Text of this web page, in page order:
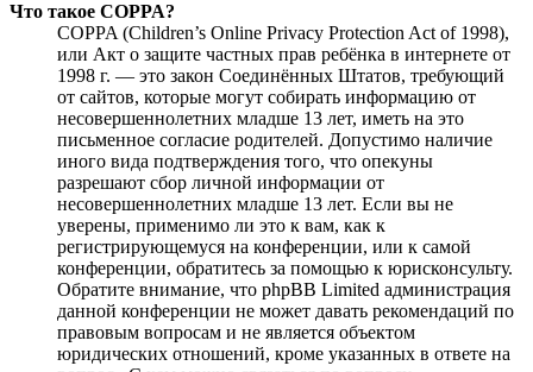
Что такое COPPA?
COPPA (Children’s Online Privacy Protection Act of 1998),
или Акт о защите частных прав ребёнка в интернете от
1998 г. — это закон Соединённых Штатов, требующий
от сайтов, которые могут собирать информацию от
несовершеннолетних младше 13 лет, иметь на это
письменное согласие родителей. Допустимо наличие
иного вида подтверждения того, что опекуны
разрешают сбор личной информации от
несовершеннолетних младше 13 лет. Если вы не
уверены, применимо ли это к вам, как к
регистрирующемуся на конференции, или к самой
конференции, обратитесь за помощью к юрисконсульту.
Обратите внимание, что phpBB Limited администрация
данной конференции не может давать рекомендаций по
правовым вопросам и не является объектом
юридических отношений, кроме указанных в ответе на